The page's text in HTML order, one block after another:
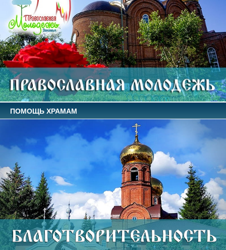
ПОМОЩЬ ХРАМАМ